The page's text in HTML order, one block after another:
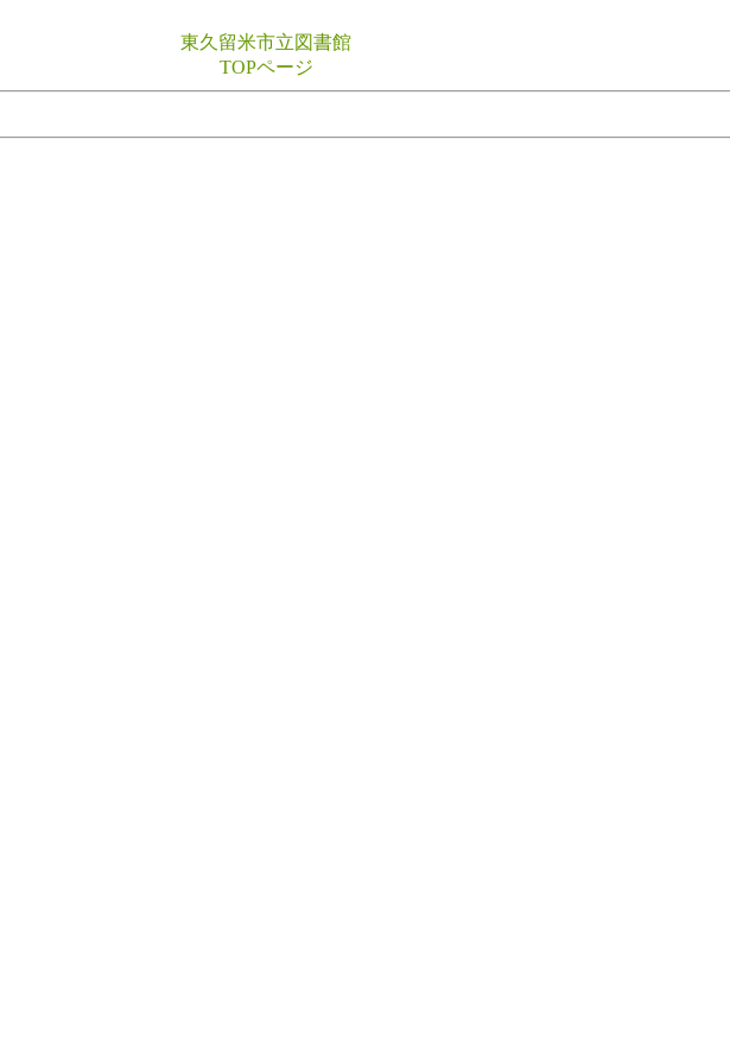
東久留米市立図書館
TOPページ